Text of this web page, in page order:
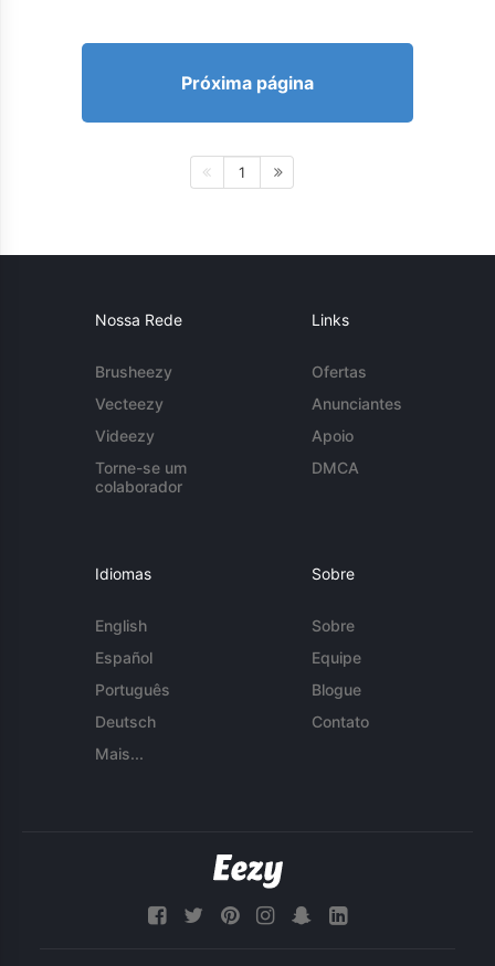
Próxima página
1
Nossa Rede
Brusheezy
Vecteezy
Videezy
Torne-se um
colaborador
Links
Ofertas
Anunciantes
Apoio
DMCA
Idiomas
English
Español
Português
Deutsch
Mais...
Sobre
Sobre
Equipe
Blogue
Contato